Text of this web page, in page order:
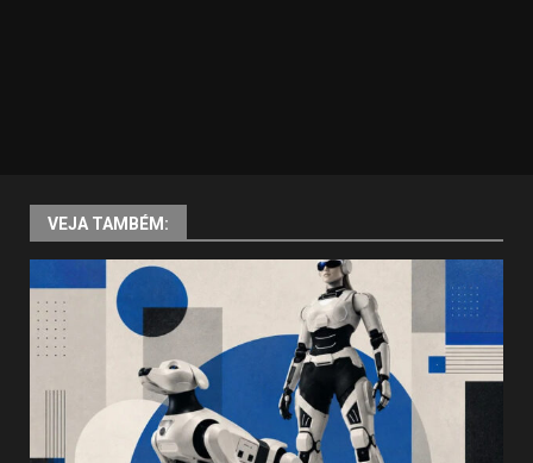
VEJA TAMBÉM: